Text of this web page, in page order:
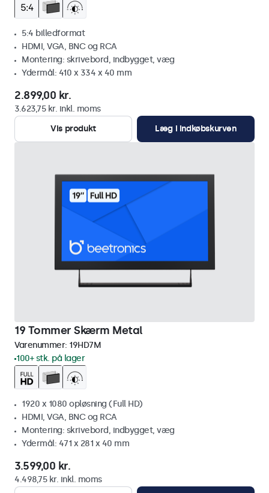
5:4 billedformat
HDMI, VGA, BNC og RCA
Montering: skrivebord, indbygget, væg
Ydermål: 410 x 334 x 40 mm
2.899,00 kr.
3.623,75 kr. inkl. moms
Vis produkt
Læg i indkøbskurven
19 Tommer Skærm Metal
Varenummer: 19HD7M
100+ stk. på lager
1920 x 1080 opløsning (Full HD)
HDMI, VGA, BNC og RCA
Montering: skrivebord, indbygget, væg
Ydermål: 471 x 281 x 40 mm
3.599,00 kr.
4.498,75 kr. inkl. moms